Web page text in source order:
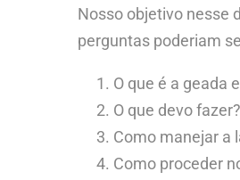
Nosso objetivo nesse
perguntas poderiam
O que é a geada
O que devo fazer?
Como manejar a
Como proceder